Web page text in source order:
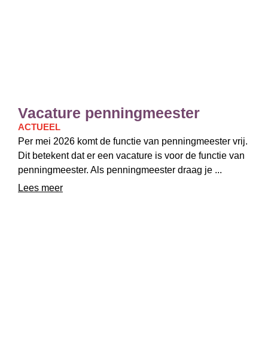
ACTUEEL
Vacature penningmeester
Per mei 2026 komt de functie van penningmeester vrij.
Dit betekent dat er een vacature is voor de functie van
penningmeester. Als penningmeester draag je ...
Lees meer